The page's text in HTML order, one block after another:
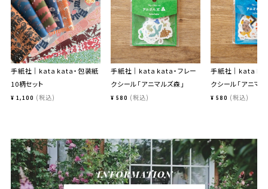
手紙社｜kata kata・包装紙
10柄セット
¥ 1,100 税込
手紙社｜kata kata・フレー
クシール「アニマルズ森」
¥ 580 税込
手紙社｜kata
クシール「アニマ
¥ 580 税込